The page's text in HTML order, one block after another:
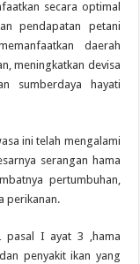
secara optimal
pendapatan petani
daerah
meningkatkan devisa
sumberdaya hayati
ini telah mengalami
serangan hama
pertumbuhan,
perikanan.
pasal I ayat 3 ,hama
penyakit ikan yang